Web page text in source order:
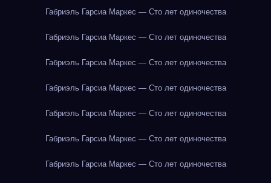
Габриэль Гарсиа Маркес — Сто лет одиночества
Габриэль Гарсиа Маркес — Сто лет одиночества
Габриэль Гарсиа Маркес — Сто лет одиночества
Габриэль Гарсиа Маркес — Сто лет одиночества
Габриэль Гарсиа Маркес — Сто лет одиночества
Габриэль Гарсиа Маркес — Сто лет одиночества
Габриэль Гарсиа Маркес — Сто лет одиночества